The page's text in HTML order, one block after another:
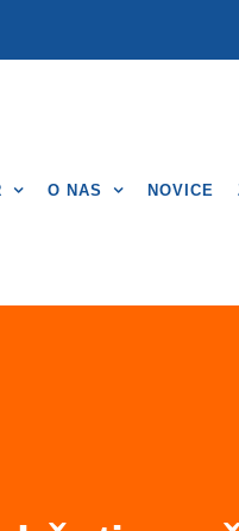
O NAS NOVICE